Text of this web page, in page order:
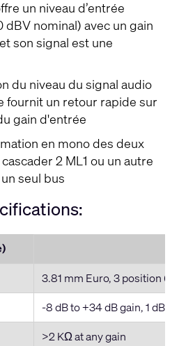
un niveau d’entrée
dBV nominal) avec un gain
son signal est une
du niveau du signal audio
fournit un retour rapide sur
gain d'entrée
en mono des deux
2 ML1 ou un autre
seul bus
3.81 mm Euro, 3 position
-8 dB to +34 dB gain, 1 dB
>2 KΩ at any gain